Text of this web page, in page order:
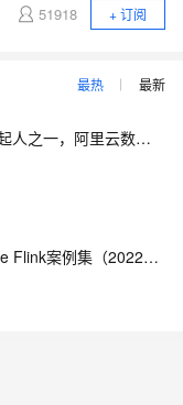
51918 + 订阅
最热 最新
【大咖问答】对话PostgreSQL 中国社区发起人之一，阿里云数据库高级专家 德哥
【藏经阁一起读（27）】本周推荐《Apache Flink案例集（2022版）》，你有哪些心得？